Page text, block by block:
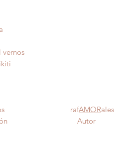
vernos
mojados rafAMORales
la acción Autor